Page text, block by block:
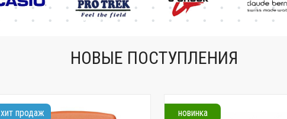
сертификат
НОВЫЕ ПОСТУПЛЕНИЯ
хит продаж новинка